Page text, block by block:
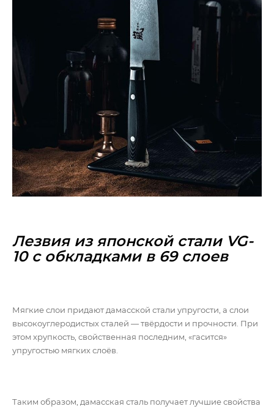
Лезвия из японской стали VG-
10 с обкладками в 69 слоев
Мягкие слои придают дамасской стали упругости, а слои
высокоуглеродистых сталей — твёрдости и прочности. При
этом хрупкость, свойственная последним, «гасится»
упругостью мягких слоёв.
Таким образом, дамасская сталь получает лучшие свойства